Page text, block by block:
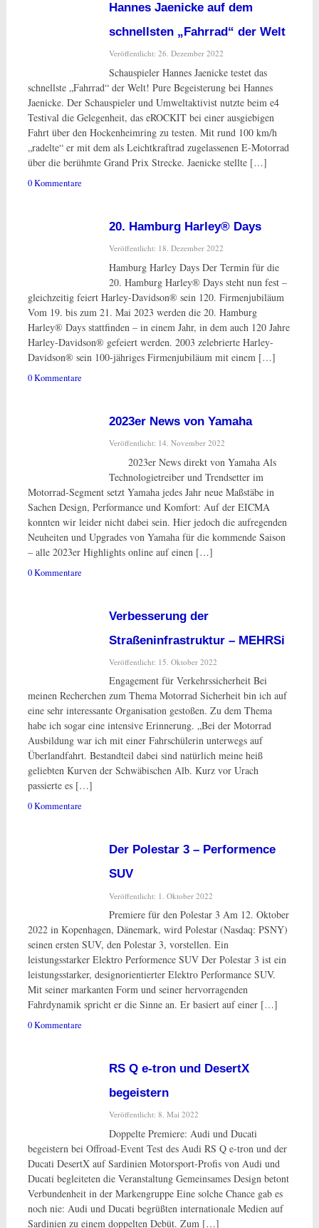
Hannes Jaenicke auf dem
schnellsten „Fahrrad“ der Welt
Veröffentlicht: 26. Dezember 2022
Schauspieler Hannes Jaenicke testet das
schnellste „Fahrrad“ der Welt! Pure Begeisterung bei Hannes
Jaenicke. Der Schauspieler und Umweltaktivist nutzte beim e4
Testival die Gelegenheit, das eROCKIT bei einer ausgiebigen
Fahrt über den Hockenheimring zu testen. Mit rund 100 km/h
„radelte“ er mit dem als Leichtkraftrad zugelassenen E-Motorrad
über die berühmte Grand Prix Strecke. Jaenicke stellte […]
0 Kommentare
20. Hamburg Harley® Days
Veröffentlicht: 18. Dezember 2022
Hamburg Harley Days Der Termin für die
20. Hamburg Harley® Days steht nun fest –
gleichzeitig feiert Harley-Davidson® sein 120. Firmenjubiläum
Vom 19. bis zum 21. Mai 2023 werden die 20. Hamburg
Harley® Days stattfinden – in einem Jahr, in dem auch 120 Jahre
Harley-Davidson® gefeiert werden. 2003 zelebrierte Harley-
Davidson® sein 100-jähriges Firmenjubiläum mit einem […]
0 Kommentare
2023er News von Yamaha
Veröffentlicht: 14. November 2022
2023er News direkt von Yamaha Als
Technologietreiber und Trendsetter im
Motorrad-Segment setzt Yamaha jedes Jahr neue Maßstäbe in
Sachen Design, Performance und Komfort: Auf der EICMA
konnten wir leider nicht dabei sein. Hier jedoch die aufregenden
Neuheiten und Upgrades von Yamaha für die kommende Saison
– alle 2023er Highlights online auf einen […]
0 Kommentare
Verbesserung der
Straßeninfrastruktur – MEHRSi
Veröffentlicht: 15. Oktober 2022
Engagement für Verkehrssicherheit Bei
meinen Recherchen zum Thema Motorrad Sicherheit bin ich auf
eine sehr interessante Organisation gestoßen. Zu dem Thema
habe ich sogar eine intensive Erinnerung. „Bei der Motorrad
Ausbildung war ich mit einer Fahrschülerin unterwegs auf
Überlandfahrt. Bestandteil dabei sind natürlich meine heiß
geliebten Kurven der Schwäbischen Alb. Kurz vor Urach
passierte es […]
0 Kommentare
Der Polestar 3 – Performence
SUV
Veröffentlicht: 1. Oktober 2022
Premiere für den Polestar 3 Am 12. Oktober
2022 in Kopenhagen, Dänemark, wird Polestar (Nasdaq: PSNY)
seinen ersten SUV, den Polestar 3, vorstellen. Ein
leistungsstarker Elektro Performence SUV Der Polestar 3 ist ein
leistungsstarker, designorientierter Elektro Performance SUV.
Mit seiner markanten Form und seiner hervorragenden
Fahrdynamik spricht er die Sinne an. Er basiert auf einer […]
0 Kommentare
RS Q e-tron und DesertX
begeistern
Veröffentlicht: 8. Mai 2022
Doppelte Premiere: Audi und Ducati
begeistern bei Offroad-Event Test des Audi RS Q e-tron und der
Ducati DesertX auf Sardinien Motorsport-Profis von Audi und
Ducati begleiteten die Veranstaltung Gemeinsames Design betont
Verbundenheit in der Markengruppe Eine solche Chance gab es
noch nie: Audi und Ducati begrüßten internationale Medien auf
Sardinien zu einem doppelten Debüt. Zum […]